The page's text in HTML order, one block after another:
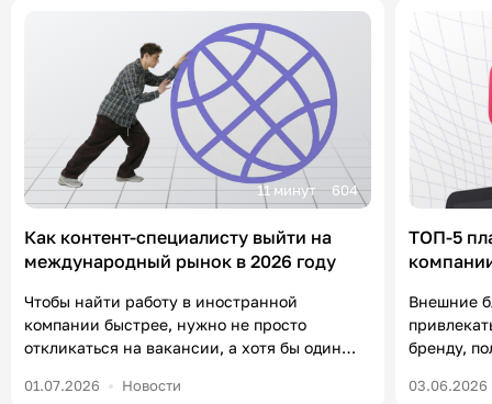
11 минут 604
Как контент-специалисту выйти на
международный рынок в 2026 году
Чтобы найти работу в иностранной
компании быстрее, нужно не просто
откликаться на вакансии, а хотя бы один
нетворкингу и комментингу. В статье
01.07.2026 Новости
ТОП-5
Внешние
бренду,
уже есть
03.06.2026